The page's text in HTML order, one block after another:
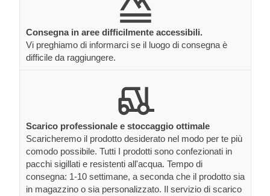
Consegna in aree difficilmente accessibili.
Vi preghiamo di informarci se il luogo di consegna è
difficile da raggiungere.
Scarico professionale e stoccaggio ottimale
Scaricheremo il prodotto desiderato nel modo per te più
comodo possibile. Tutti I prodotti sono confezionati in
pacchi sigillati e resistenti all'acqua. Tempo di
consegna: 1-10 settimane, a seconda che il prodotto sia
in magazzino o sia personalizzato. Il servizio di scarico